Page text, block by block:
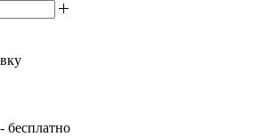
бесплатно